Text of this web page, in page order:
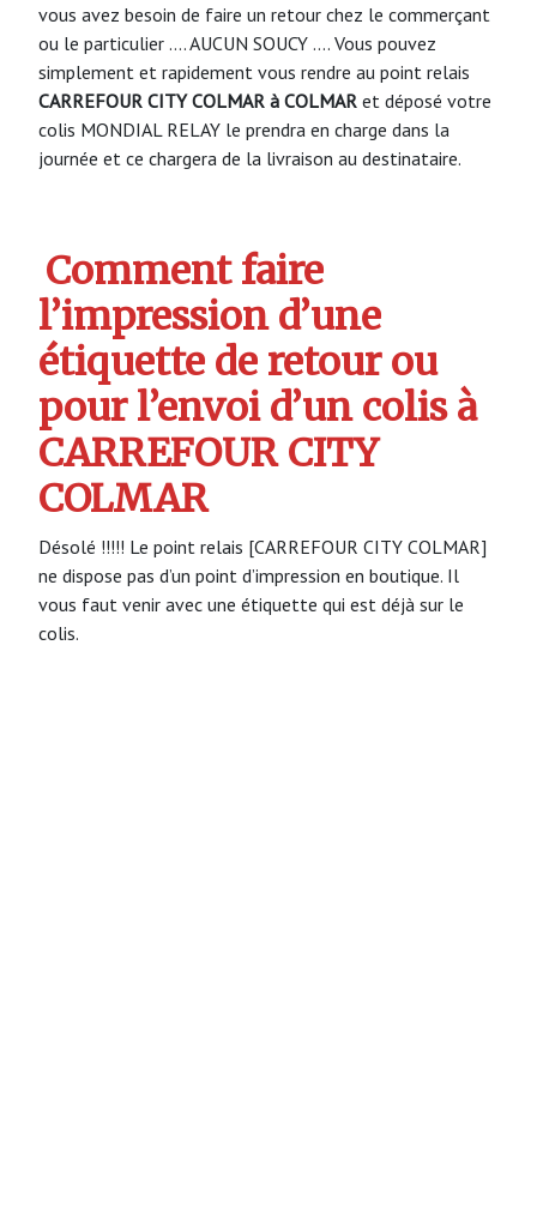
vous avez besoin de faire un retour chez le commerçant
ou le particulier …. AUCUN SOUCY …. Vous pouvez
simplement et rapidement vous rendre au point relais
CARREFOUR CITY COLMAR à COLMAR et déposé votre
colis MONDIAL RELAY le prendra en charge dans la
journée et ce chargera de la livraison au destinataire.
Comment faire
l’impression d’une
étiquette de retour ou
pour l’envoi d’un colis à
CARREFOUR CITY
COLMAR
Désolé !!!!! Le point relais [CARREFOUR CITY COLMAR]
ne dispose pas d’un point d’impression en boutique. Il
vous faut venir avec une étiquette qui est déjà sur le
colis.